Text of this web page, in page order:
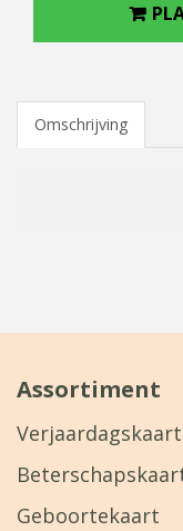
Omschrijving
Assortiment
Verjaardagskaart
Geboortekaart